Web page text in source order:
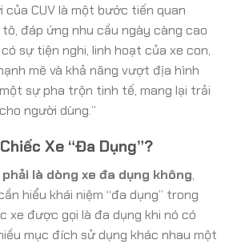
của CUV là một bước tiến quan
đáp ứng nhu cầu ngày càng cao
sự tiện nghi, linh hoạt của xe con,
mẽ và khả năng vượt địa hình
sự pha trộn tinh tế, mang lại trải
người dùng.”
Xe “Đa Dụng”?
phải là dòng xe đa dụng không,
hiểu khái niệm “đa dụng” trong
xe được gọi là đa dụng khi nó có
mục đích sử dụng khác nhau một